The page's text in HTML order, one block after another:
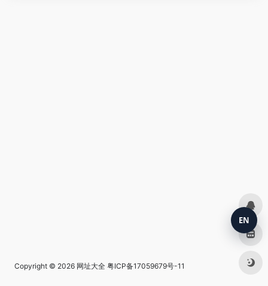
Copyright © 2026 网址大全 粤ICP备17059679号-11
EN